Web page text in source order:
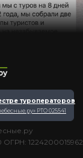
туроператоров
РТО 025541
ОГРН: 1224200015962